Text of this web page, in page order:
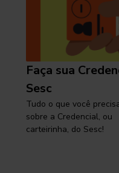
Faça sua
Sesc
Tudo o que você
sobre a Credencial, ou
carteirinha, do Sesc!